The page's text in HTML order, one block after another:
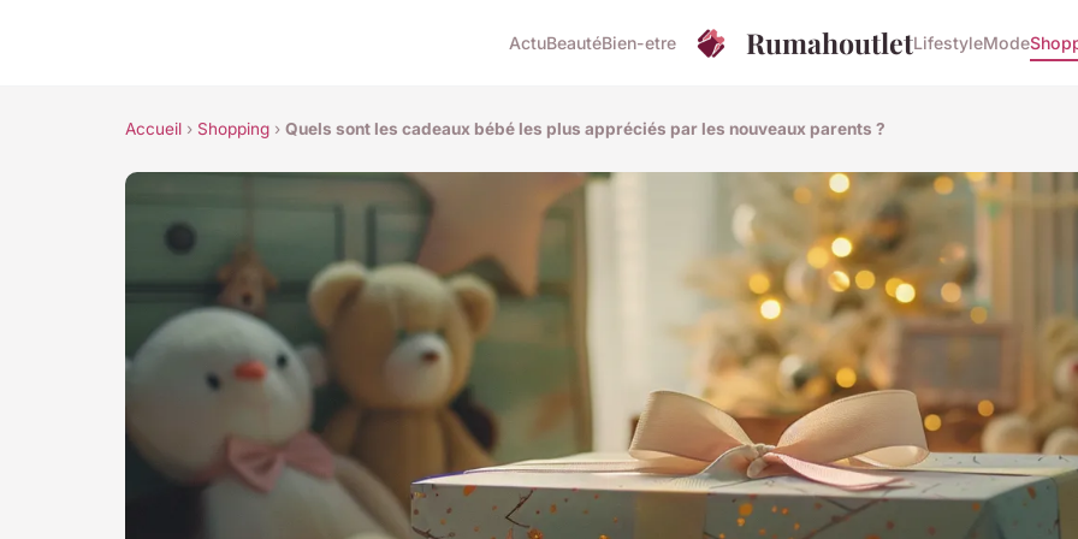
ActuBeautéBien-etre RumahoutletLifestyleMode
Accueil › Shopping › Quels sont les cadeaux bébé les plus appréciés par les nouveaux parents ?